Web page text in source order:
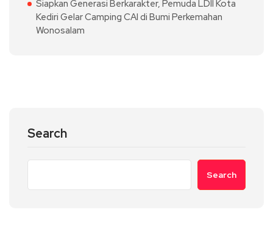
Siapkan Generasi Berkarakter, Pemuda LDII Kota
Kediri Gelar Camping CAI di Bumi Perkemahan
Wonosalam
Search
Search